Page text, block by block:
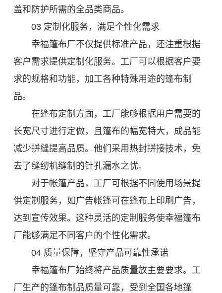
盖和防护所需的全品类商品。
03 定制化服务，满足个性化需求
幸福篷布厂不仅提供标准产品，还注重根据
客户需求提供定制化服务。工厂可以根据客户要
求的规格和功能，加工各种特殊用途的篷布制
品。
在篷布定制方面，工厂能够根据用户需要的
长宽尺寸进行定做，且篷布的幅宽特大，成品能
减少拼缝提高品质。他们采用热封拼接技术，免
去了缝纫机缝制的针孔漏水之忧。
对于帐篷产品，工厂可根据不同使用场景提
供定制服务，如广告帐篷可在篷布上印刷广告，
达到宣传效果。这种灵活的定制服务使幸福篷布
厂能够满足不同客户的个性化需求。
04 质量保障，坚守产品可靠性承诺
幸福篷布厂始终将产品质量放主要要求。工
厂生产的篷布制品质量可靠，受到全国各地篷